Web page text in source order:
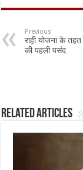
e
b
o
at
sA
p
Previous
राही योजना के
की पहली पसंद
Related Articles